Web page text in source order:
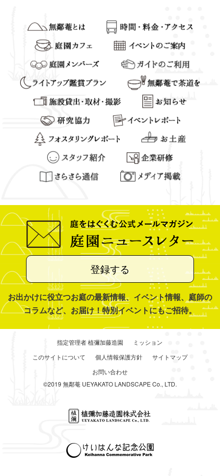
登録する
お出かけに役立つお庭の最新情報、イベント情報、庭師の
コラムなど、お届け！特別イベントにもご招待。
指定管理者 植彌加藤造園
ミッション
このサイトについて
個人情報保護方針
サイトマップ
お問い合わせ
©2019 無鄰菴 UEYAKATO LANDSCAPE Co., LTD.